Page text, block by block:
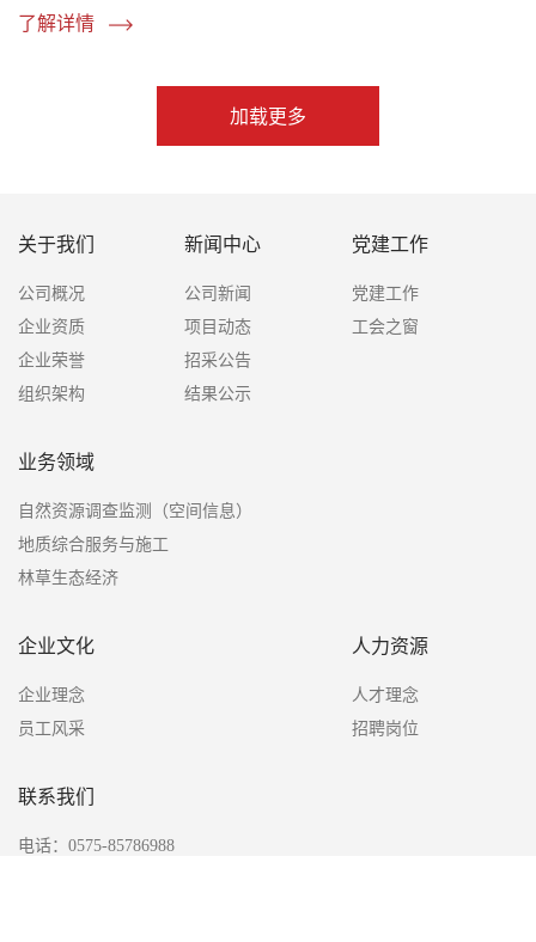
了解详情
加载更多
关于我们
公司概况
企业资质
企业荣誉
组织架构
新闻中心
公司新闻
项目动态
招采公告
结果公示
党建工作
党建工作
工会之窗
业务领域
自然资源调查监测（空间信息）
地质综合服务与施工
林草生态经济
企业文化
企业理念
员工风采
人力资源
人才理念
招聘岗位
联系我们
电话：0575-85786988